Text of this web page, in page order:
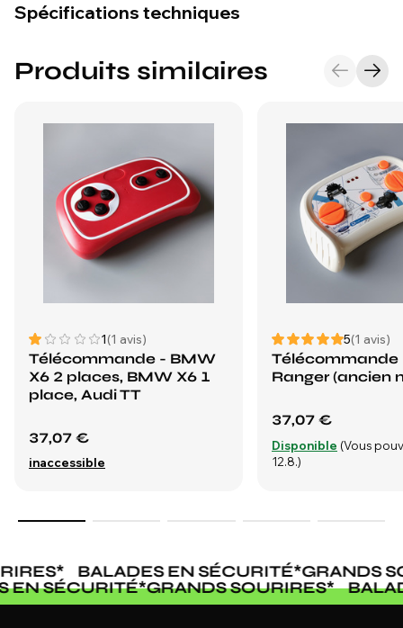
Spécifications techniques
Produits similaires
1(1 avis)
Télécommande - BMW
X6 2 places, BMW X6 1
place, Audi TT
37,07 €
inaccessible
5(1 avis)
Télécommande
Ranger (ancien
37,07 €
Disponible (Vous
12.8.)
* BALADES EN SÉCURITÉ*GRANDS
EN SÉCURITÉ*GRANDS SOURIRES*